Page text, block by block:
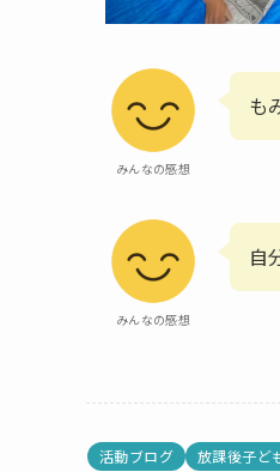
みんなの感想
も
みんなの感想
自
活動ブログ 放課後子ど